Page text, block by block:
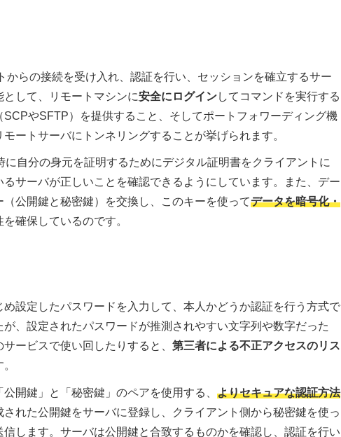
からの接続を受け入れ、認証を行い、セッションを確立するサー
して、リモートマシンに安全にログインしてコマンドを実行する
やSFTP）を提供すること、そしてポートフォワーディング機
ートサーバにトンネリングすることが挙げられます。
自分の身元を証明するためにデジタル証明書をクライアントに
サーバが正しいことを確認できるようにしています。また、デー
公開鍵と秘密鍵）を交換し、このキーを使ってデータを暗号化・
確保しているのです。
め設定したパスワードを入力して、本人かどうか認証を行う方式で
、設定されたパスワードが推測されやすい文字列や数字だった
ービスで使い回したりすると、 第三者による不正アクセスのリス
開鍵」と「秘密鍵」のペアを使用する、 よりセキュアな認証方法
れた公開鍵をサーバに登録し、クライアント側から秘密鍵を使っ
します。サーバは公開鍵と合致するものかを確認し、認証を行い